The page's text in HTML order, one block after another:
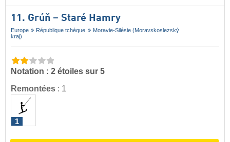
11. Grúň – Staré Hamry
Europe République tchèque
Moravie-Silésie (Moravskoslezský
kraj)
Notation : 2 étoiles sur 5
Remontées : 1
1